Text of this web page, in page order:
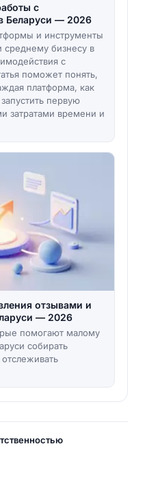
с
Беларуси — 2026
и инструменты
бизнесу в
с
поможет понять,
платформа, как
первую
затратами времени и
отзывами и
— 2026
помогают малому
собирать